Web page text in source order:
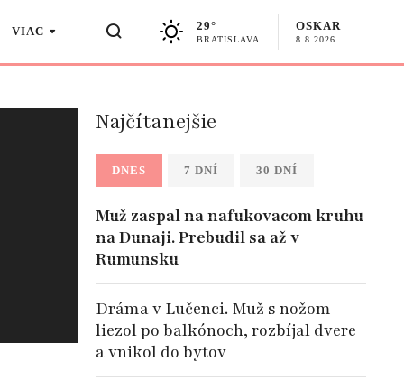
VIAC 29°
BRATISLAVA
OSKAR
8.8.2026
Najčítanejšie
DNES 7 DNÍ 30 DNÍ
Muž zaspal na nafukovacom kruhu
na Dunaji. Prebudil sa až v
Rumunsku
Dráma v Lučenci. Muž s nožom
liezol po balkónoch, rozbíjal dvere
a vnikol do bytov